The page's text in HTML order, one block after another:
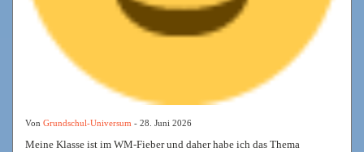
Von Grundschul-Universum - 28. Juni 2026
Meine Klasse ist im WM-Fieber und daher habe ich das Thema